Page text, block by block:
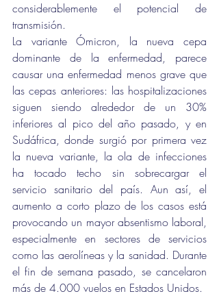
considerablemente el potencial de
transmisión.
La variante Ómicron, la nueva cepa
dominante de la enfermedad, parece
causar una enfermedad menos grave que
las cepas anteriores: las hospitalizaciones
siguen siendo alrededor de un 30%
inferiores al pico del año pasado, y en
Sudáfrica, donde surgió por primera vez
la nueva variante, la ola de infecciones
ha tocado techo sin sobrecargar el
servicio sanitario del país. Aun así, el
aumento a corto plazo de los casos está
provocando un mayor absentismo laboral,
especialmente en sectores de servicios
como las aerolíneas y la sanidad. Durante
el fin de semana pasado, se cancelaron
más de 4.000 vuelos en Estados Unidos.